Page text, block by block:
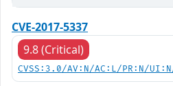
CVE-2017-5337
9.8 (Critical)
CVSS:3.0/AV:N/AC:L/PR:N/